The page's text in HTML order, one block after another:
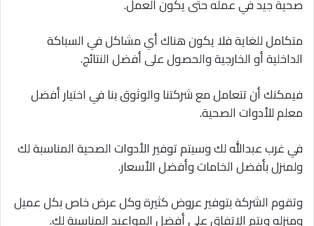
صحية جيد في عمله حتى يكون العمل.
متكامل للغاية فلا يكون هناك أي مشاكل في السباكة
الداخلية أو الخارجية والحصول على أفضل النتائج.
فيمكنك أن تتعامل مع شركتنا والوثوق بنا في اختيار أفضل
معلم للأدوات الصحية.
في غرب عبدالله لك وسيتم توفير الأدوات الصحية المناسبة لك
ولمنزل بأفضل الخامات وأفضل الأسعار.
وتقوم الشركة بتوفير عروض كثيرة وكل عرض خاص بكل عميل
ومنزله ويتم الاتفاق على أفضل المواعيد المناسبة لك.